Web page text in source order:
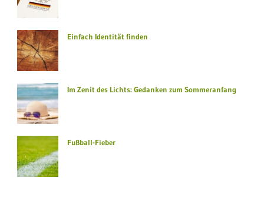
Einfach Identität finden
Im Zenit des Lichts: Gedanken zum Sommeranfang
Fußball-Fieber